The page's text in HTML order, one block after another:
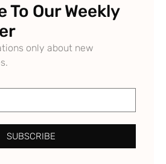
To Our Weekly
only about new
SUBSCRIBE